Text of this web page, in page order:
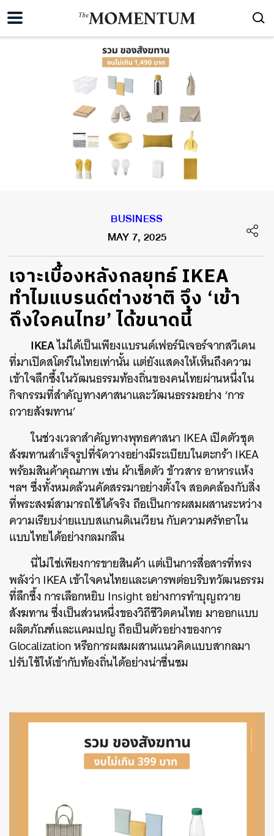
BUSINESS
MAY 7, 2025
เจาะเบื้องหลังกลยุทธ์ IKEA
ทำไมแบรนด์ต่างชาติ จึง ‘เข้า
ถึงใจคนไทย’ ได้ขนาดนี้
IKEAไม่ได้เป็นเพียงแบรนด์เฟอร์นิเจอร์จากสวีเดน
ที่มาเปิดสโตร์ในไทยเท่านั้น แต่ยังแสดงให้เห็นถึงความ
เข้าใจลึกซึ้งในวัฒนธรรมท้องถิ่นของคนไทยผ่านหนึ่งใน
กิจกรรมที่สำคัญทางศาสนาและวัฒนธรรมอย่าง ‘การ
ถวายสังฆทาน’
ในช่วงเวลาสำคัญทางพุทธศาสนา IKEA เปิดตัวชุด
สังฆทานสำเร็จรูปที่จัดวางอย่างมีระเบียบในตะกร้า IKEA
พร้อมสินค้าคุณภาพ เช่น ผ้าเช็ดตัว ข้าวสาร อาหารแห้ง
ฯลฯ ซึ่งทั้งหมดล้วนคัดสรรมาอย่างตั้งใจ สอดคล้องกับสิ่ง
ที่พระสงฆ์สามารถใช้ได้จริง ถือเป็นการผสมผสานระหว่าง
ความเรียบง่ายแบบสแกนดิเนเวียน กับความศรัทธาใน
แบบไทยได้อย่างกลมกลืน
นี่ไม่ใช่เพียงการขายสินค้า แต่เป็นการสื่อสารที่ทรง
พลังว่า IKEA เข้าใจคนไทยและเคารพต่อบริบทวัฒนธรรม
ที่ลึกซึ้ง การเลือกหยิบ Insight อย่างการทำบุญถวาย
สังฆทาน ซึ่งเป็นส่วนหนึ่งของวิถีชีวิตคนไทย มาออกแบบ
ผลิตภัณฑ์และแคมเปญ ถือเป็นตัวอย่างของการ
Glocalization หรือการผสมผสานแนวคิดแบบสากลมา
ปรับใช้ให้เข้ากับท้องถิ่นได้อย่างน่าชื่นชม